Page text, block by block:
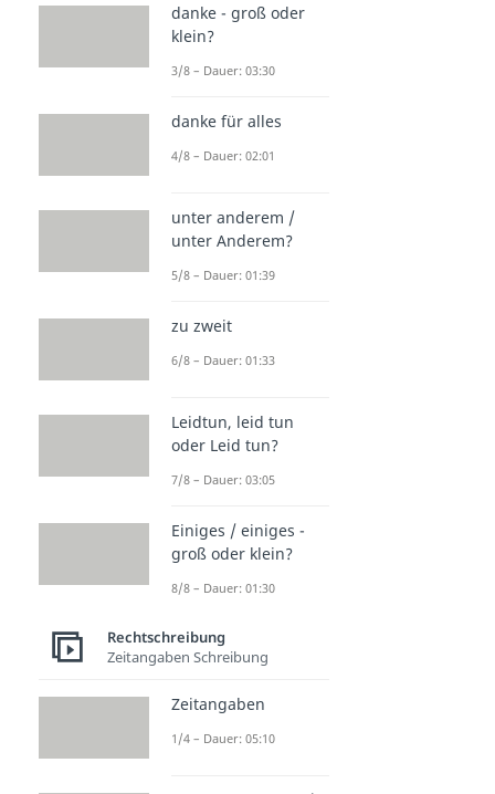
danke - groß oder
klein?
3/8 – Dauer: 03:30
danke für alles
4/8 – Dauer: 02:01
unter anderem /
unter Anderem?
5/8 – Dauer: 01:39
zu zweit
6/8 – Dauer: 01:33
Leidtun, leid tun
oder Leid tun?
7/8 – Dauer: 03:05
Einiges / einiges -
groß oder klein?
8/8 – Dauer: 01:30
Rechtschreibung
Zeitangaben Schreibung
Zeitangaben
1/4 – Dauer: 05:10